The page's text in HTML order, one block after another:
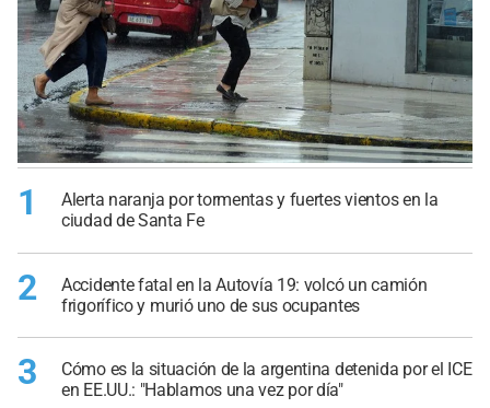
1
Alerta naranja por tormentas y fuertes vientos en la
ciudad de Santa Fe
2
Accidente fatal en la Autovía 19: volcó un camión
frigorífico y murió uno de sus ocupantes
3
Cómo es la situación de la argentina detenida por el ICE
en EE.UU.: "Hablamos una vez por día"